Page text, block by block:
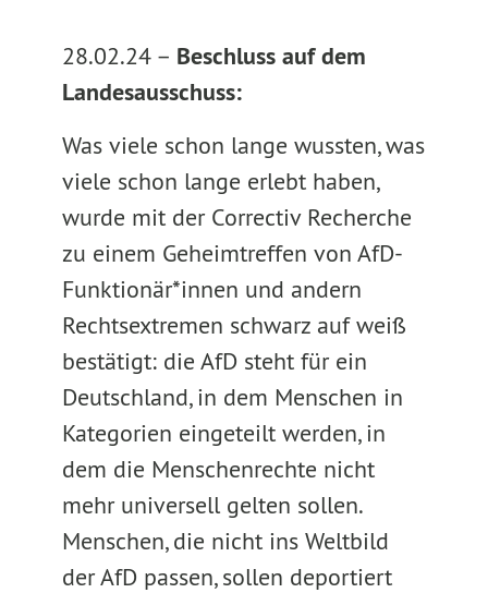
28.02.24 – Beschluss auf dem
Landesausschuss:
Was viele schon lange wussten, was
viele schon lange erlebt haben,
wurde mit der Correctiv Recherche
zu einem Geheimtreffen von AfD-
Funktionär*innen und andern
Rechtsextremen schwarz auf weiß
bestätigt: die AfD steht für ein
Deutschland, in dem Menschen in
Kategorien eingeteilt werden, in
dem die Menschenrechte nicht
mehr universell gelten sollen.
Menschen, die nicht ins Weltbild
der AfD passen, sollen deportiert